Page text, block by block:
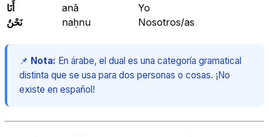
أَنَا
anā
Yo
نَحْنُ
naḥnu Nosotros/as
📌 Nota: En árabe, el dual es una categoría gramatical
distinta que se usa para dos personas o cosas. ¡No
existe en español!